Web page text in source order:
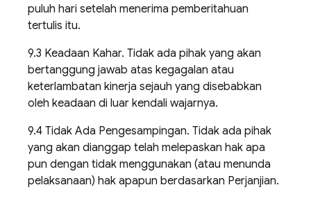
puluh hari setelah menerima pemberitahuan
tertulis itu.
9.3 Keadaan Kahar. Tidak ada pihak yang akan
bertanggung jawab atas kegagalan atau
keterlambatan kinerja sejauh yang disebabkan
oleh keadaan di luar kendali wajarnya.
9.4 Tidak Ada Pengesampingan. Tidak ada pihak
yang akan dianggap telah melepaskan hak apa
pun dengan tidak menggunakan (atau menunda
pelaksanaan) hak apapun berdasarkan Perjanjian.